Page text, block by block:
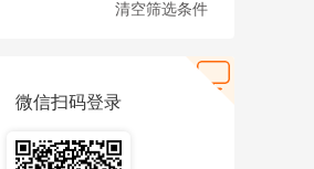
清空筛选条件
微信扫码登录